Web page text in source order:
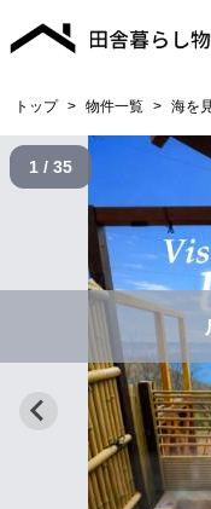
トップ > 物件一覧 > 海を
1 / 35